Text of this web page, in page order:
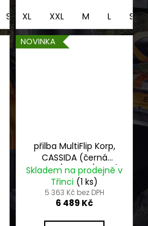
S XS
XL XXL M L S
NOVINKA
přilba MultiFlip Korp,
CASSIDA (černá
matná/zelená/šedá)
2026
Skladem na prodejně v
Třinci (1 ks)
5 363 Kč bez DPH
6 489 Kč